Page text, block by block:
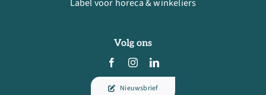
Label voor horeca & winkeliers
Volg ons
Nieuwsbrief